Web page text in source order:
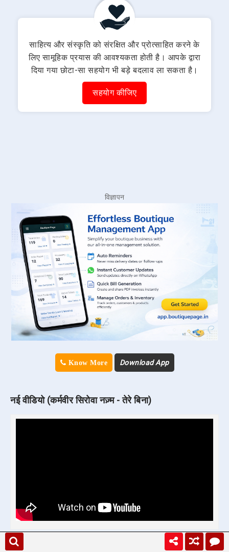
साहित्य और संस्कृति को संरक्षित और प्रोत्साहित करने के
लिए सामूहिक प्रयास की आवश्यकता होती है। आपके द्वारा
दिया गया छोटा-सा सहयोग भी बड़े बदलाव ला सकता है।
सहयोग कीजिए
विज्ञापन
Know More Download App
नई वीडियो (कर्मवीर सिरोवा नज़्म - तेरे बिना)